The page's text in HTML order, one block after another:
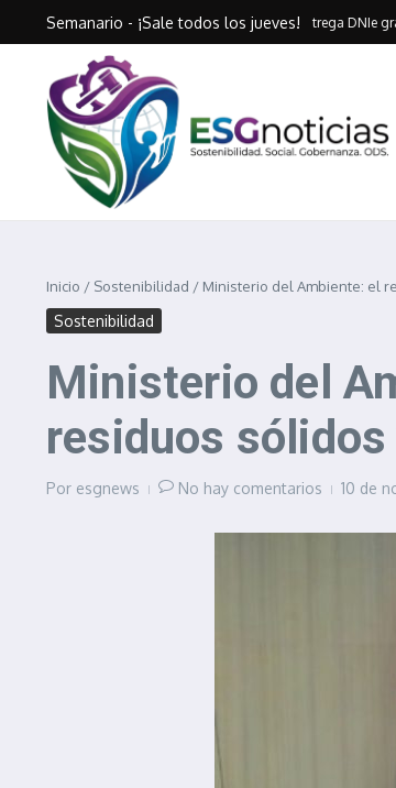
Semanario - ¡Sale todos los jueves!
Huancavelica entrega DNIe
Inicio / Sostenibilidad / Ministerio del Ambiente: el
Sostenibilidad
Ministerio del
residuos
Por esgnews No hay comentarios 10 de